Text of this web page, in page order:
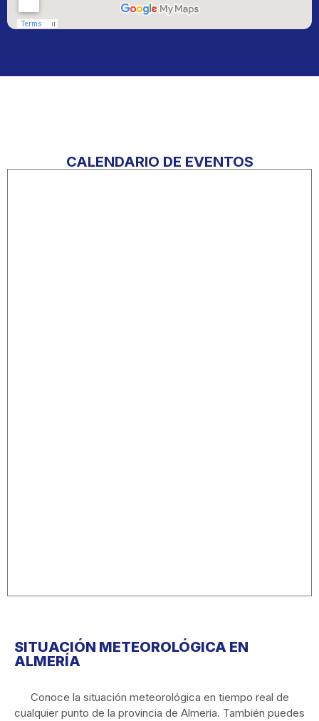
CALENDARIO DE EVENTOS
SITUACIÓN METEOROLÓGICA EN
ALMERÍA
Conoce la situación meteorológica en tiempo real de
cualquier punto de la provincia de Almeria. También puedes